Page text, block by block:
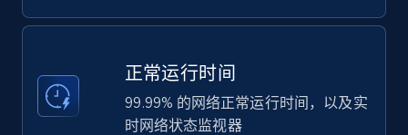
正常运行时间
99.99% 的网络正常运行时间，以及实
时网络状态监视器